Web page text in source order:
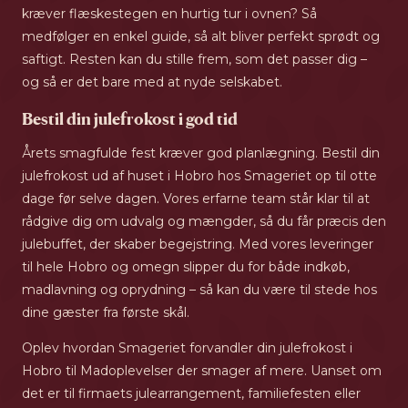
kræver flæskestegen en hurtig tur i ovnen? Så
medfølger en enkel guide, så alt bliver perfekt sprødt og
saftigt. Resten kan du stille frem, som det passer dig –
og så er det bare med at nyde selskabet.
Bestil din julefrokost i god tid
Årets smagfulde fest kræver god planlægning. Bestil din
julefrokost ud af huset i Hobro hos Smageriet op til otte
dage før selve dagen. Vores erfarne team står klar til at
rådgive dig om udvalg og mængder, så du får præcis den
julebuffet, der skaber begejstring. Med vores leveringer
til hele Hobro og omegn slipper du for både indkøb,
madlavning og oprydning – så kan du være til stede hos
dine gæster fra første skål.
Oplev hvordan Smageriet forvandler din julefrokost i
Hobro til Madoplevelser der smager af mere. Uanset om
det er til firmaets julearrangement, familiefesten eller